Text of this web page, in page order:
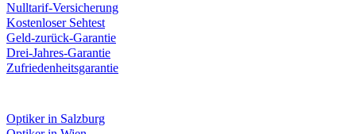
Nulltarif-Versicherung
Kostenloser Sehtest
Geld-zurück-Garantie
Drei-Jahres-Garantie
Zufriedenheitsgarantie
Optiker in Salzburg